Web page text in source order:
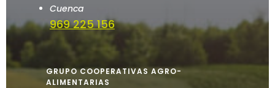
Cuenca
969 225 156
GRUPO COOPERATIVAS AGRO-
ALIMENTARIAS